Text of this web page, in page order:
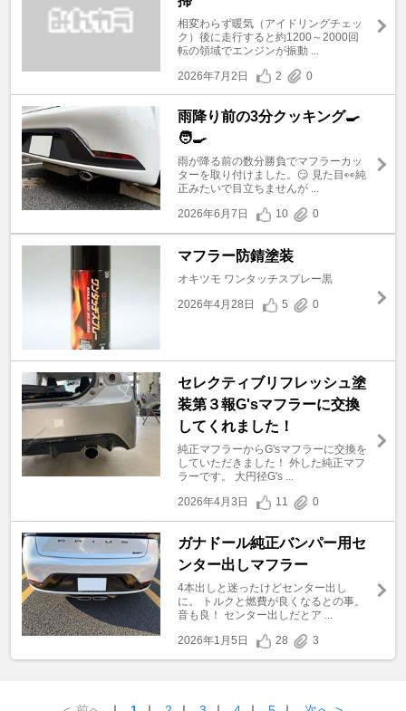
相変わらず暖気（アイドリングチェッ
ク）後に走行すると約1200～2000回
転の領域でエンジンが振動 ...
2026年7月2日
2 0
雨降り前の3分クッキング🍳
🧑‍🍳
雨が降る前の数分勝負でマフラーカッ
ターを取り付けました。😏 見た目👀純
正みたいで目立ちませんが ...
2026年6月7日
10 0
マフラー防錆塗装
オキツモ ワンタッチスプレー黒
2026年4月28日
5 0
セレクティブリフレッシュ塗
装第３報G'sマフラーに交換
してくれました！
純正マフラーからG'sマフラーに交換を
していただきました！ 外した純正マフ
ラーです。 大円径G's ...
2026年4月3日
11 0
ガナドール純正バンパー用セ
ンター出しマフラー
4本出しと迷ったけどセンター出し
に。 トルクと燃費が良くなるとの事。
音も良！ センター出しだとア ...
2026年1月5日
28 3